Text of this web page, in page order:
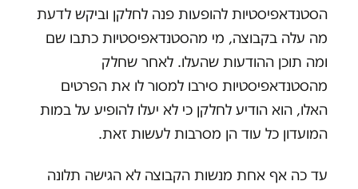
הסטנדאפיסטיות להופעות פנה לחלקן וביקש לדעת
מה עלה בקבוצה, מי מהסטנדאפיסטיות כתבו שם
ומה תוכן ההודעות שהעלו. לאחר שחלק
מהסטנדאפיסטיות סירבו למסור לו את הפרטים
האלו, הוא הודיע לחלקן כי לא יעלו להופיע על במות
המועדון כל עוד הן מסרבות לעשות זאת.
עד כה אף אחת מנשות הקבוצה לא הגישה תלונה